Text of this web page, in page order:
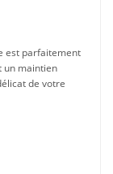
est parfaitement
un maintien
de votre